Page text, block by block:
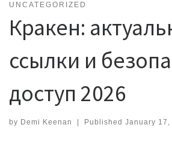
UNCATEGORIZED
Кракен:
ссылки и
доступ 2026
by Demi Keenan | Published January 17,